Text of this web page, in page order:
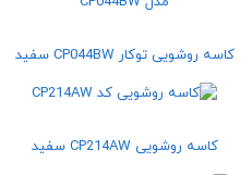
کاسه روشویی توکار CP044BW سفید
کاسه روشویی CP214AW سفید